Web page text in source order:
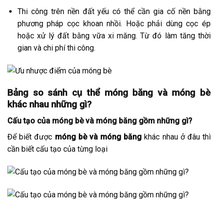
Thi công trên nền đất yếu có thể cần gia cố nền bằng
phương pháp cọc khoan nhồi. Hoặc phải dùng cọc ép
hoặc xử lý đất bằng vữa xi măng. Từ đó làm tăng thời
gian và chi phí thi công.
Bảng so sánh cụ thể móng băng và móng bè
khác nhau những gì?
Cấu tạo của móng bè và móng băng gồm những gì?
Để biết được móng bè và móng băng khác nhau ở đâu thì
cần biết cấu tạo của từng loại